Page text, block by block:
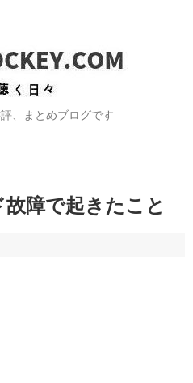
、まとめブログです
障で起きたこと